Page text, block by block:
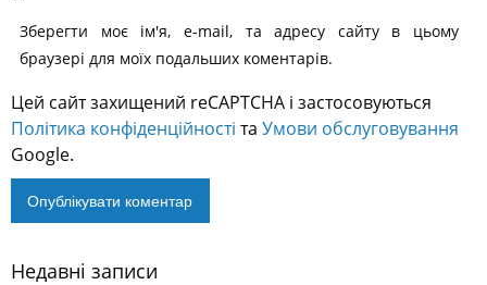
Зберегти моє ім'я, e-mail, та адресу сайту в цьому
браузері для моїх подальших коментарів.
Цей сайт захищений reCAPTCHA і застосовуються
Політика конфіденційності та Умови обслуговування
Google.
Alternative:
Недавні записи